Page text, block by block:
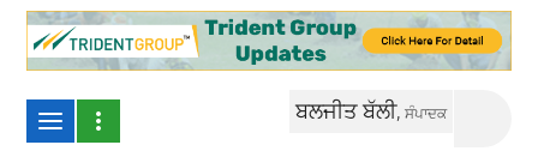
ਬਲਜੀਤ ਬੱਲੀ,ਸੰਪਾਦਕ